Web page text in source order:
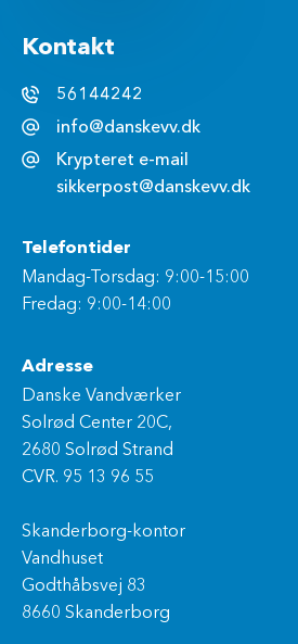
Kontakt
56144242
info@danskevv.dk
Krypteret e-mail
sikkerpost@danskevv.dk
Telefontider
Mandag-Torsdag: 9:00-15:00
Fredag: 9:00-14:00
Adresse
Danske Vandværker
Solrød Center 20C,
2680 Solrød Strand
CVR. 95 13 96 55
Skanderborg-kontor
Vandhuset
Godthåbsvej 83
8660 Skanderborg